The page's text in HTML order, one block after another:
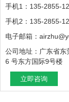
手机1：135-2855-
手机2：135-2855-
电子邮箱：
公司地址：广东省东
6 号东方国际9号楼
立即咨询